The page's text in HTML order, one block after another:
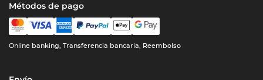
Métodos de pago
Online banking, Transferencia bancaria, Reembolso